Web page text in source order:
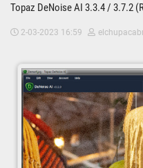
Topaz DeNoise AI 3.3.4 / 3.7.2
2-03-2023 16:59